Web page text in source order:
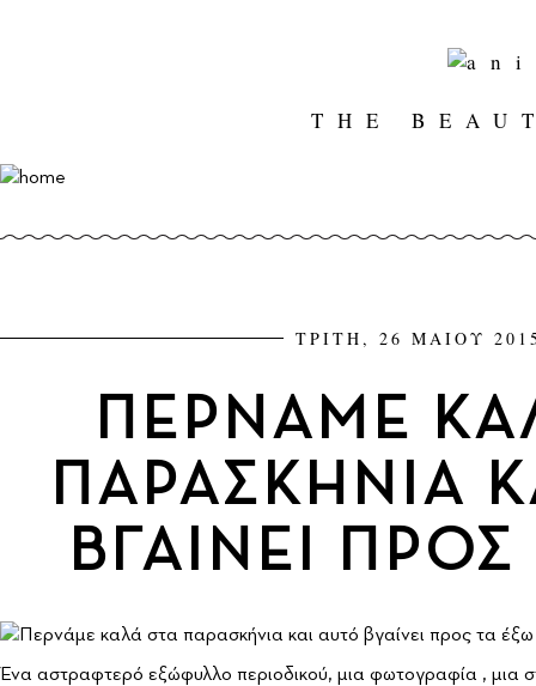
THE
ΤΡΙΤΗ, 26 ΜΑΙΟΥ
ΠΕΡΝΑΜΕ
ΠΑΡΑΣΚΗΝΙΑ
ΒΓΑΙΝΕΙ
Ένα αστραφτερό εξώφυλλο περιοδικού, μια φωτογραφία , μια